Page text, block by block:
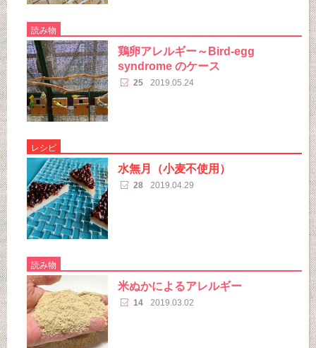
読み物
鶏卵アレルギー～Bird-egg
syndrome のケース
25 2019.05.24
レシピ
水無月（小麦不使用）
28 2019.04.29
読み物
米ぬかによるアレルギー
14 2019.03.02